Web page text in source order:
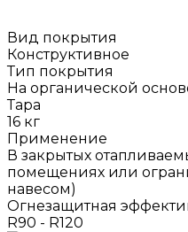
Вид покрытия
Конструктивное
Тип покрытия
На органической
Тара
16 кг
Применение
В закрытых
помещениях или
навесом)
Огнезащитная
R90 - R120